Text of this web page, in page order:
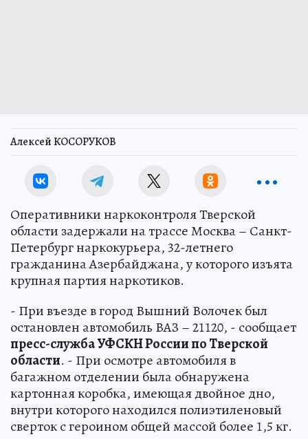
Алексей КОСОРУКОВ
Оперативники наркоконтроля Тверской
области задержали на трассе Москва – Санкт-
Петербург наркокурьера, 32-летнего
гражданина Азербайджана, у которого изъята
крупная партия наркотиков.
- При въезде в город Вышний Волочек был
остановлен автомобиль ВАЗ – 21120, - сообщает
пресс-служба УФСКН России по Тверской
области. - При осмотре автомобиля в
багажном отделении была обнаружена
картонная коробка, имеющая двойное дно,
внутри которого находился полиэтиленовый
сверток с героином общей массой более 1,5 кг.